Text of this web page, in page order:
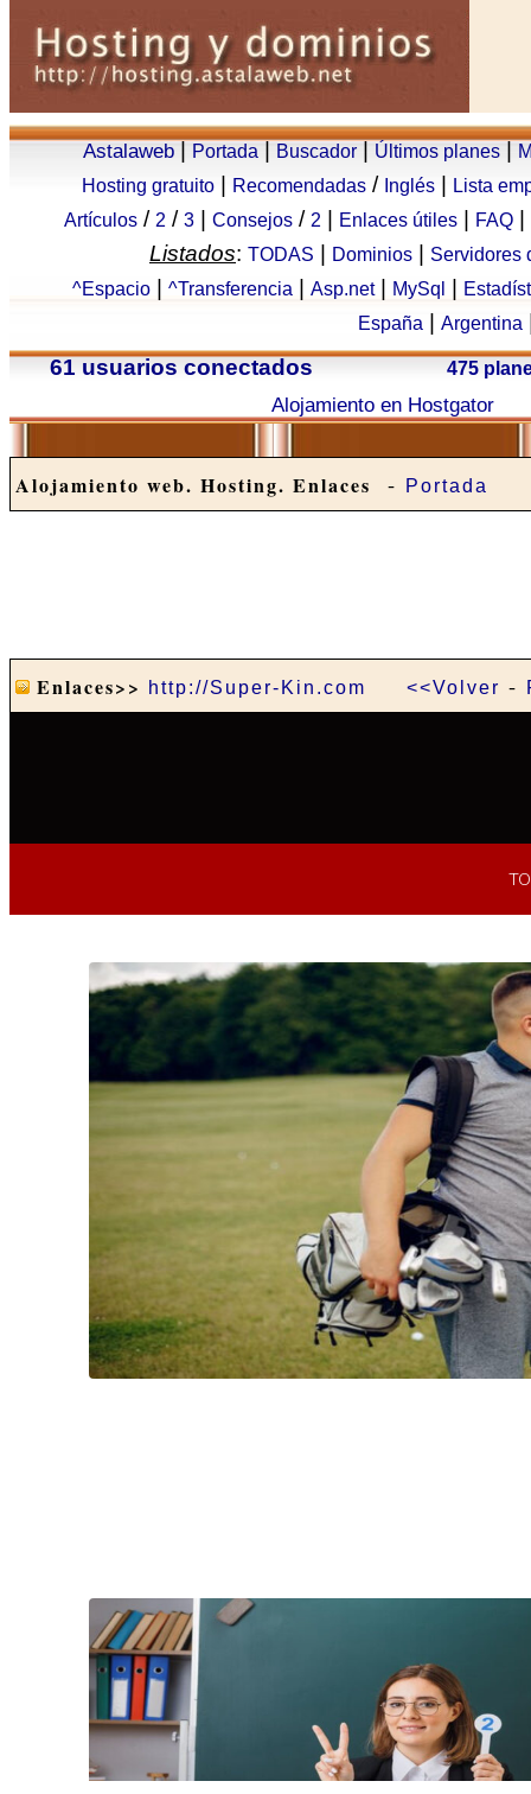
Astalaweb Portada Buscador Últimos planes
Hosting gratuito
Recomendadas / Inglés
Lista
Artículos / 2 / 3 Consejos / 2 Enlaces útiles FAQ
Listados: TODAS Dominios
Servidores
^Espacio
^Transferencia Asp.net| MySql
España
Argentina
61 usuarios conectados
475
Alojamiento en Hostgator
Alojamiento web. Hosting. Enlaces - Portada
Enlaces>> http://Super-Kin.com <<Volver -